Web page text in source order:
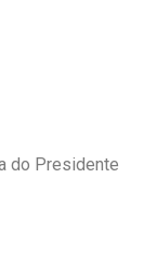
do Presidente